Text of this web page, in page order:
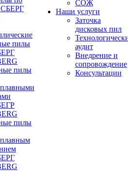
пилы
пилы
пилы
СОЖ
Наши услуги
Заточка
дисковых пил
аудит
Внедрение и
сопровождение
Консультации